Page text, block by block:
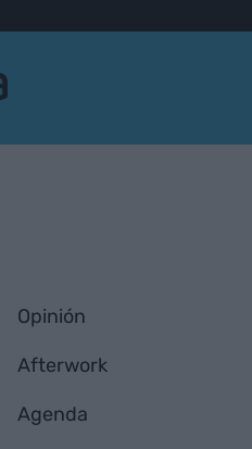
Opinión
Afterwork
Agenda